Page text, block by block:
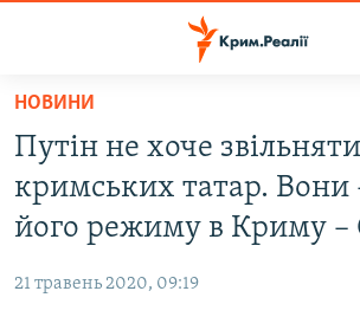
Перейти
основного
матеріалу
Перейти
до
основної
навігації
ВОДА.КРИМ
ВІДЕО ТА ФОТО
БЛОГИ
НОВИНИ
Путін не хоче
кримських татар. Вони
його режиму в Криму –
21 травень 2020, 09:19